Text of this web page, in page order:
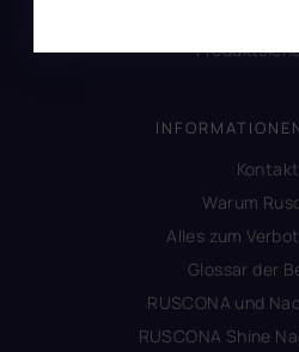
Kontakt
Warum
Alles zum
Glossar der
RUSCONA und
RUSCONA Shine